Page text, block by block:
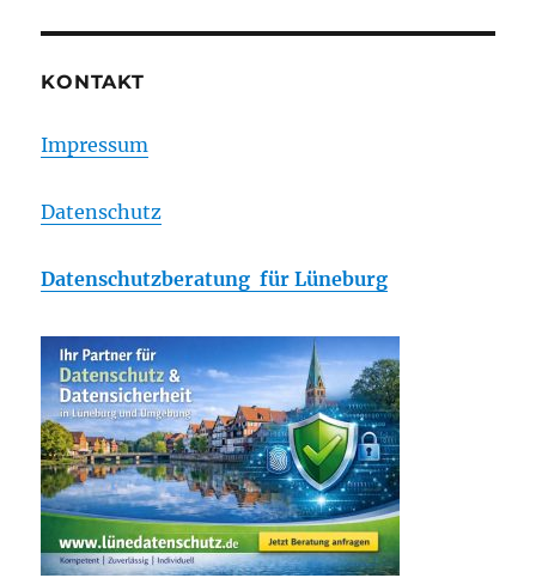
KONTAKT
Impressum
Datenschutz
Datenschutzberatung für Lüneburg